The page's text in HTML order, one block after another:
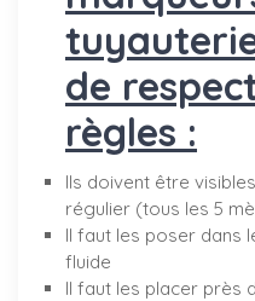
de
règles :
Ils doivent être
régulier (tous les 5
Il faut les poser dans
fluide
Il faut les placer près